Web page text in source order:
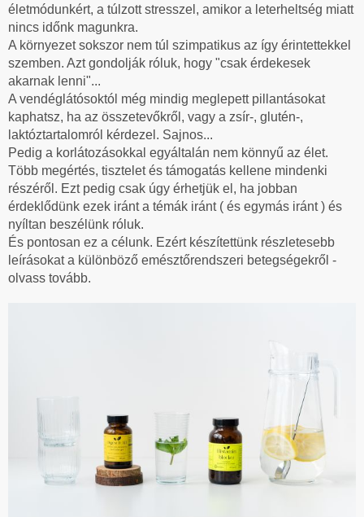
életmódunkért, a túlzott stresszel, amikor a leterheltség miatt
nincs időnk magunkra.
A környezet sokszor nem túl szimpatikus az így érintettekkel
szemben. Azt gondolják róluk, hogy "csak érdekesek
akarnak lenni"...
A vendéglátósoktól még mindig meglepett pillantásokat
kaphatsz, ha az összetevőkről, vagy a zsír-, glutén-,
laktóztartalomról kérdezel. Sajnos...
Pedig a korlátozásokkal egyáltalán nem könnyű az élet.
Több megértés, tisztelet és támogatás kellene mindenki
részéről. Ezt pedig csak úgy érhetjük el, ha jobban
érdeklődünk ezek iránt a témák iránt ( és egymás iránt ) és
nyíltan beszélünk róluk.
És pontosan ez a célunk. Ezért készítettünk részletesebb
leírásokat a különböző emésztőrendszeri betegségekről -
olvass tovább.